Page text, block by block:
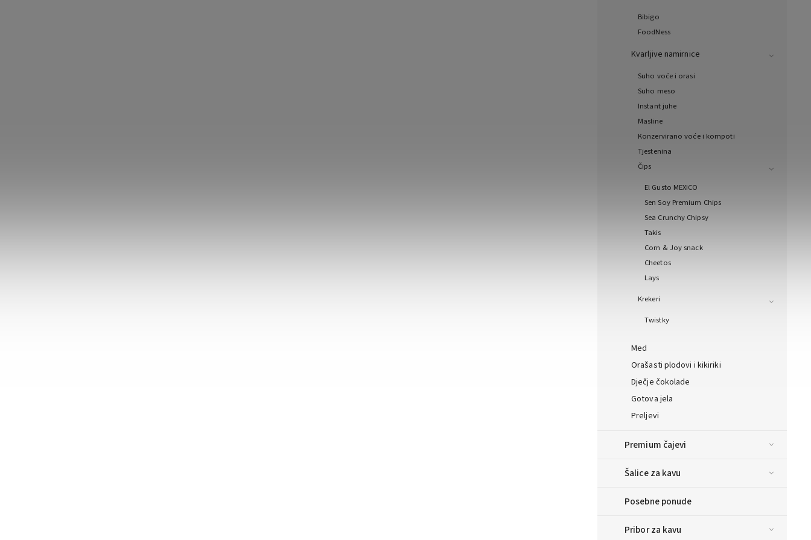
Bibigo
FoodNess
Kvarljive namirnice
Suho voće i orasi
Suho meso
Instant juhe
Masline
Konzervirano voće i kompoti
Tjestenina
Čips
El Gusto MEXICO
Sen Soy Premium Chips
Sea Crunchy Chipsy
Takis
Corn & Joy snack
Cheetos
Lays
Krekeri
Twistky
Med
Orašasti plodovi i kikiriki
Dječje čokolade
Gotova jela
Preljevi
Premium čajevi
Šalice za kavu
Posebne ponude
Pribor za kavu